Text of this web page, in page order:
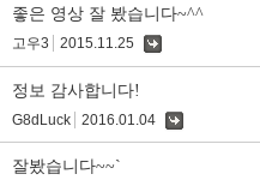
좋은 영상 잘 봤습니다~^^
고우3 2015.11.25
정보 감사합니다!
G8dLuck 2016.01.04
잘봤습니다~~`